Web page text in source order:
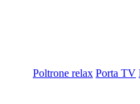
Poltrone relax Porta TV